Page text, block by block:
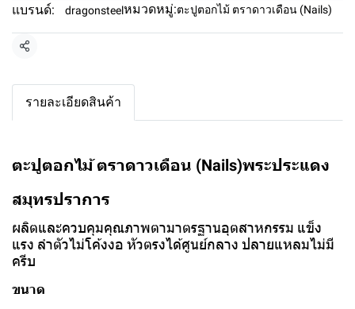
แบรนด์: dragonsteelหมวดหมู่:ตะปูตอกไม้ ตราดาวเดือน (Nails)
แชร์
รายละเอียดสินค้า
ตะปูตอกไม้ ตราดาวเดือน (Nails)พระประแดง
สมุทรปราการ
ผลิตและควบคุมคุณภาพตามาตรฐานอุตสาหกรรม แข็ง
แรง ลำตัวไม่โค้งงอ หัวตรงได้ศูนย์กลาง ปลายแหลมไม่มี
ครีบ
ขนาด